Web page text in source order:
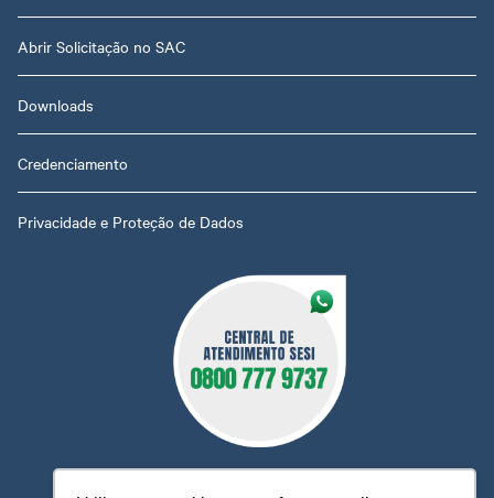
Abrir Solicitação no SAC
Downloads
Credenciamento
Privacidade e Proteção de Dados